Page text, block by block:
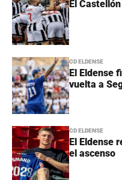
El
CD ELDENSE
El Eldense
vuelta a
CD ELDENSE
El Eldense
el ascenso